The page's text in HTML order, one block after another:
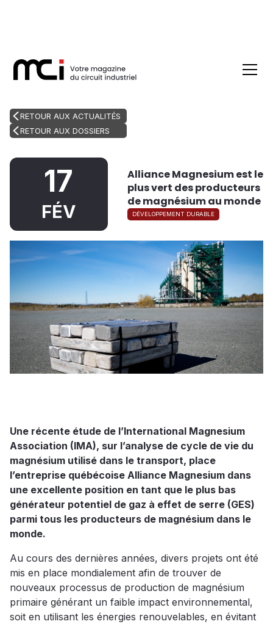
RETOUR AUX ACTUALITÉS
RETOUR AUX DOSSIERS
17
FÉV
Alliance Magnesium est le
plus vert des producteurs
de magnésium au monde
DÉVELOPPEMENT DURABLE
Une récente étude de l’International Magnesium
Association (IMA), sur l’analyse de cycle de vie du
magnésium utilisé dans le transport, place
l’entreprise québécoise Alliance Magnesium dans
une excellente position en tant que le plus bas
générateur potentiel de gaz à effet de serre (GES)
parmi tous les producteurs de magnésium dans le
monde.
Au cours des dernières années, divers projets ont été
mis en place mondialement afin de trouver de
nouveaux processus de production de magnésium
primaire générant un faible impact environnemental,
soit en utilisant les énergies renouvelables, en évitant